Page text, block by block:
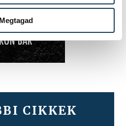
Megtagad
CIKKEK